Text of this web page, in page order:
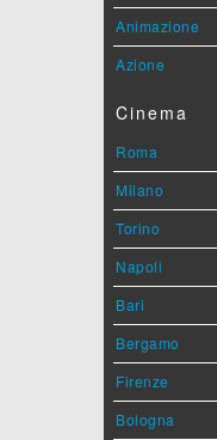
Animazione
Azione
Cinema
Roma
Milano
Torino
Napoli
Bari
Bergamo
Firenze
Bologna